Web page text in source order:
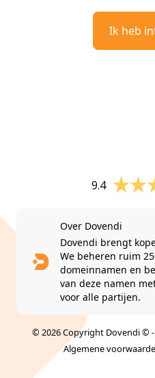
Ik heb
9.4
Over Dovendi
Dovendi brengt
We beheren ruim
domeinnamen en
van deze namen
voor alle partijen.
© 2026 Copyright Dovendi ©
Algemene